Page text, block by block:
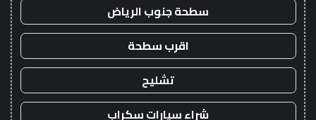
سطحة جنوب الرياض
اقرب سطحة
تشليح
شراء سيارات سكراب